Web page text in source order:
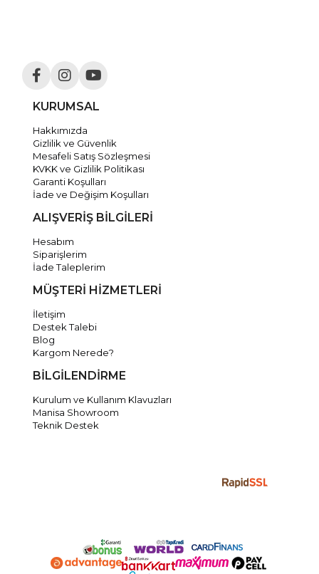
KURUMSAL
Hakkımızda
Gizlilik ve Güvenlik
Mesafeli Satış Sözleşmesi
KVKK ve Gizlilik Politikası
Garanti Koşulları
İade ve Değişim Koşulları
ALIŞVERİŞ BİLGİLERİ
Hesabım
Siparişlerim
İade Taleplerim
MÜŞTERİ HİZMETLERİ
İletişim
Destek Talebi
Blog
Kargom Nerede?
BİLGİLENDİRME
Kurulum ve Kullanım Klavuzları
Manisa Showroom
Teknik Destek